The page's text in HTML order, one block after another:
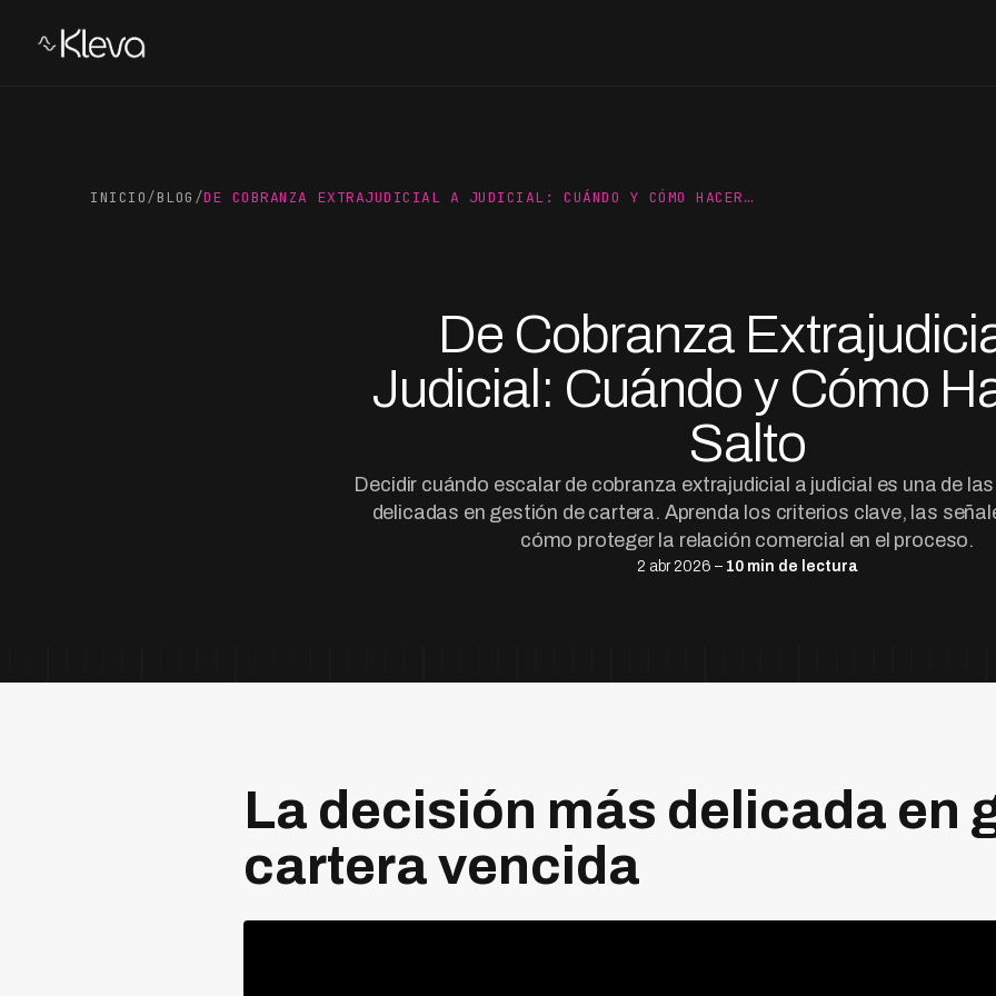
INICIO/BLOG /DE COBRANZA EXTRAJUDICIAL A JUDICIAL: CUÁNDO Y CÓMO HACER…
De Cobranza
Judicial: Cuándo y Cómo
Salto
Decidir cuándo escalar de cobranza extrajudicial a judicial es una de las
delicadas en gestión de cartera. Aprenda los criterios clave, las
cómo proteger la relación comercial en el proceso.
2 abr 2026 – 10 min de lectura
La decisión más delicada en
cartera vencida